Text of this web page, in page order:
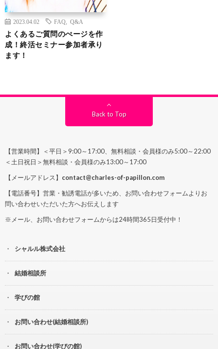
2023.04.02 FAQ Q&A
よくあるご質問のぺージを作
成！終活セミナー参加者承り
ます！
Back to Top
【営業時間】＜平日＞9:00～17:00、無料相談・会員様のみ5:00～22:00
＜土日祝日＞無料相談・会員様のみ13:00～17:00
【メールアドレス】 contact@charles-of-papillon.com
【電話番号】営業・勧誘電話が多いため、お問い合わせフォームよりお
問い合わせいただいた方へお伝えします
※メール、お問い合わせフォームからは24時間365日受付中！
シャルル株式会社
結婚相談所
学びの館
お問い合わせ(結婚相談所)
お問い合わせ(学びの館)